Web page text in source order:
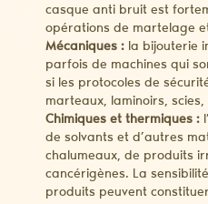
casque anti bruit est
opérations de martelage
Mécaniques : la bijouterie
parfois de machines qui
si les protocoles de
marteaux, laminoirs,
Chimiques et thermiques :
de solvants et d’autres
chalumeaux, de produits
cancérigènes. La
produits peuvent